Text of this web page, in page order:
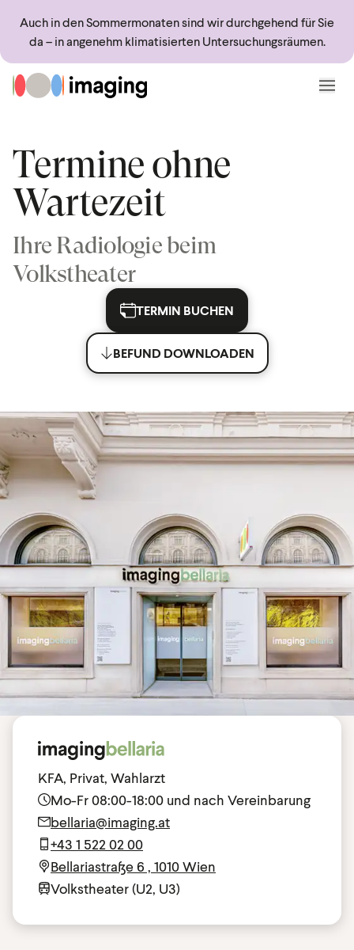
Auch in den Sommermonaten sind wir durchgehend für Sie
da – in angenehm klimatisierten Untersuchungsräumen.
Sprungmarken
Zur Startseite
Termine ohne
Wartezeit
Ihre Radiologie beim
Volkstheater
TERMIN BUCHEN
BEFUND DOWNLOADEN
KFA, Privat, Wahlarzt
Mo-Fr 08:00-18:00 und nach Vereinbarung
bellaria@imaging.at
+43 1 522 02 00
Bellariastraße 6 , 1010 Wien
Volkstheater (U2, U3)